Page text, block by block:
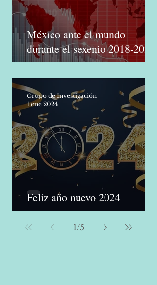
México ante el mundo
durante el sexenio 2018-2024
Feliz año nuevo 2024
Grupo de Investigación
1 ene 2024